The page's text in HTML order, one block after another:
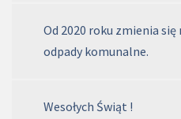
Od 2020 roku zmienia się
odpady komunalne.
Wesołych Świąt !